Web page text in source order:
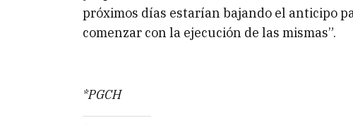
próximos días estarían bajando el anticipo
comenzar con la ejecución de las mismas”.
*PGCH